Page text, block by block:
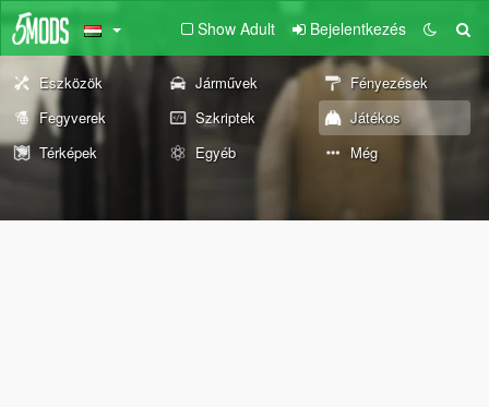
Show Adult Bejelentkezés
Eszközök Járművek
Fényezések
Fegyverek
Szkriptek
Játékos
Térképek
Egyéb Még